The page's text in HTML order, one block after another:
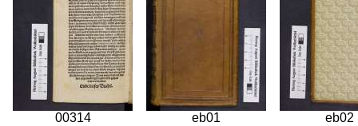
00314 eb01 eb02